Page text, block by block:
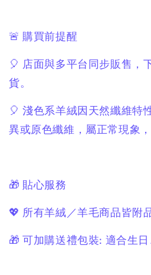
🚨 購買前提醒
🎈 店面與多平台同步販售，
貨。
🎈 淺色系羊絨因天然纖維特
異或原色纖維，屬正常現象
🎁 貼心服務
💖 所有羊絨／羊毛商品皆附
🎁 可加購送禮包裝: 適合生